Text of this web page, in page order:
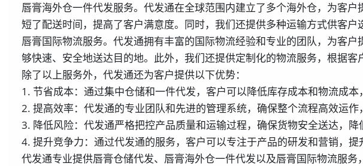
唇膏海外仓一件代发服务。代发通在全球范围内建立了多个海外仓，为客
短了配送时间，提高了客户满意度。同时，我们还提供多种运输方式供客户
唇膏国际物流服务。代发通拥有丰富的国际物流经验和专业的团队，为客
够快速、安全地送达目的地。此外，我们还提供定制化的物流服务，根据客
除了以上服务外，代发通还为客户提供以下优势：
1. 节省成本：通过集中仓储和一件代发，客户可以降低库存成本和物流成本
2. 提高效率：代发通的专业团队和先进的管理系统，确保整个流程高效运作
3. 降低风险：代发通严格把控产品质量和运输过程，确保货物安全送达，降
4. 提升竞争力：通过代发通的服务，客户可以专注于产品的研发和营销，提
代发通专业提供唇膏仓储代发、唇膏海外仓一件代发以及唇膏国际物流服